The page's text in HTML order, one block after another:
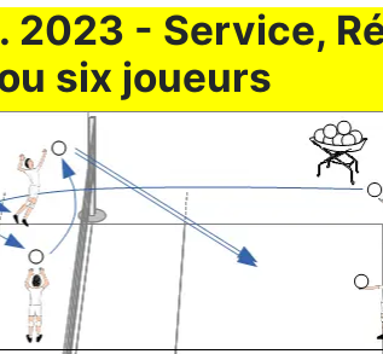
2023 - Service,
six joueurs